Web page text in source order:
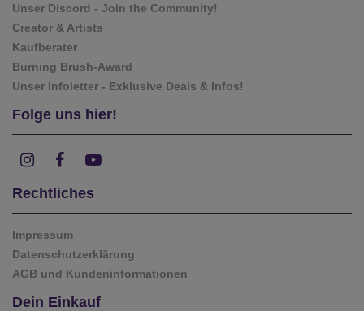
Unser Discord - Join the Community!
Creator & Artists
Kaufberater
Burning Brush-Award
Unser Infoletter - Exklusive Deals & Infos!
Folge uns hier!
Rechtliches
Impressum
Datenschutzerklärung
AGB und Kundeninformationen
Dein Einkauf